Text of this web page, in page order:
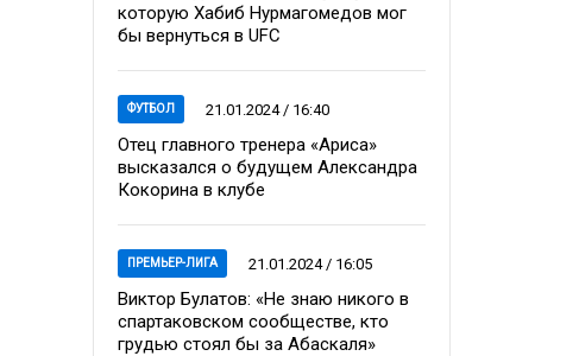
которую Хабиб Нурмагомедов мог
бы вернуться в UFC
ФУТБОЛ 21.01.2024 / 16:40
Отец главного тренера «Ариса»
высказался о будущем Александра
Кокорина в клубе
ПРЕМЬЕР-ЛИГА 21.01.2024 / 16:05
Виктор Булатов: «Не знаю никого в
спартаковском сообществе, кто
грудью стоял бы за Абаскаля»